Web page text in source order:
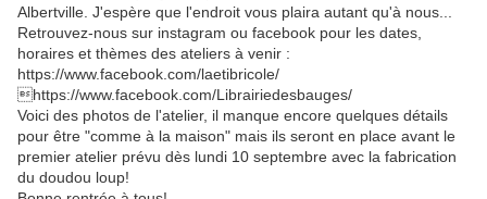
Albertville. J'espère que l'endroit vous plaira autant qu'à nous...
Retrouvez-nous sur instagram ou facebook pour les dates,
horaires et thèmes des ateliers à venir :
https://www.facebook.com/laetibricole/
https://www.facebook.com/Librairiedesbauges/
Voici des photos de l'atelier, il manque encore quelques détails
pour être "comme à la maison" mais ils seront en place avant le
premier atelier prévu dès lundi 10 septembre avec la fabrication
du doudou loup!